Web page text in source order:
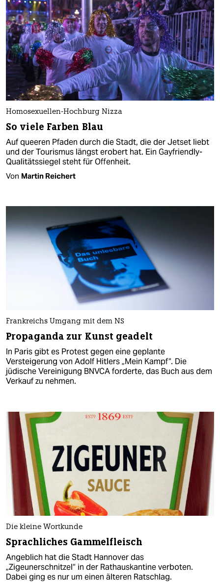
Homosexuellen-Hochburg Nizza
So viele Farben Blau
Auf queeren Pfaden durch die Stadt, die der Jetset liebt
und der Tourismus längst erobert hat. Ein Gayfriendly-
Qualitätssiegel steht für Offenheit.
Von Martin Reichert
Frankreichs Umgang mit dem NS
Propaganda zur Kunst geadelt
In Paris gibt es Protest gegen eine geplante
Versteigerung von Adolf Hitlers „Mein Kampf“. Die
jüdische Vereinigung BNVCA forderte, das Buch aus dem
Verkauf zu nehmen.
Die kleine Wortkunde
Sprachliches Gammelfleisch
Angeblich hat die Stadt Hannover das
„Zigeunerschnitzel“ in der Rathauskantine verboten.
Dabei ging es nur um einen älteren Ratschlag.